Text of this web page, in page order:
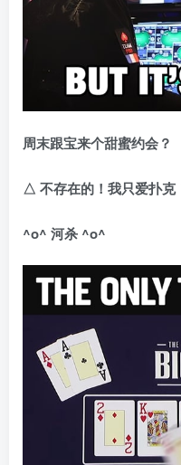
周末跟宝来个甜蜜约会？
△ 不存在的！我只爱扑克
^o^ 河杀 ^o^